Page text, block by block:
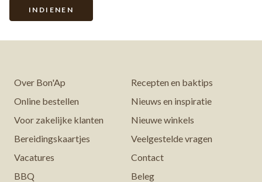
Over Bon'Ap
Recepten en baktips
Online bestellen
Nieuws en inspiratie
Voor zakelijke klanten
Nieuwe winkels
Bereidingskaartjes
Veelgestelde vragen
Vacatures
Contact
BBQ
Beleg